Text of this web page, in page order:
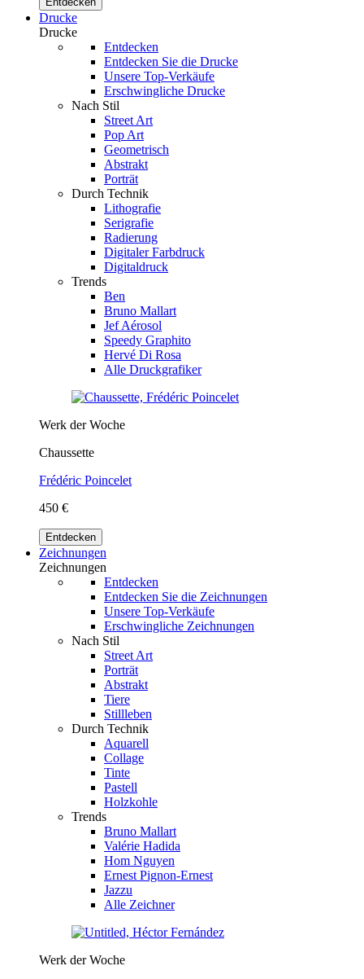
Drucke
Drucke
Entdecken
Entdecken Sie die Drucke
Unsere Top-Verkäufe
Erschwingliche Drucke
Nach Stil
Street Art
Pop Art
Geometrisch
Abstrakt
Porträt
Durch Technik
Lithografie
Serigrafie
Radierung
Digitaler Farbdruck
Digitaldruck
Trends
Ben
Bruno Mallart
Jef Aérosol
Speedy Graphito
Hervé Di Rosa
Alle Druckgrafiker
Werk der Woche
Chaussette
Frédéric Poincelet
450 €
Entdecken
Zeichnungen
Zeichnungen
Entdecken
Entdecken Sie die Zeichnungen
Unsere Top-Verkäufe
Erschwingliche Zeichnungen
Nach Stil
Street Art
Porträt
Abstrakt
Tiere
Stillleben
Durch Technik
Aquarell
Collage
Tinte
Pastell
Holzkohle
Trends
Bruno Mallart
Valérie Hadida
Hom Nguyen
Ernest Pignon-Ernest
Jazzu
Alle Zeichner
Werk der Woche